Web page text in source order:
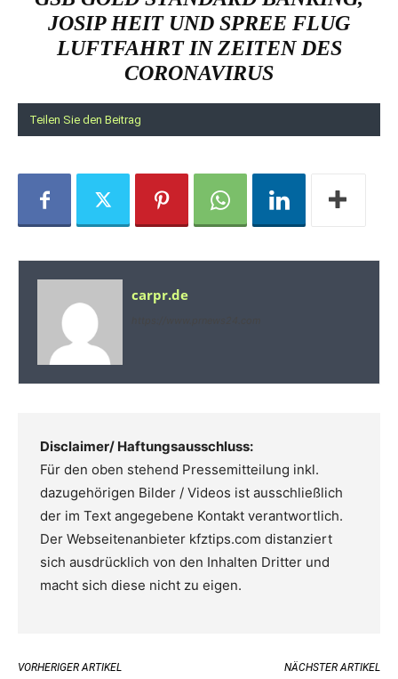
JOSIP HEIT UND SPREE FLUG
LUFTFAHRT IN ZEITEN DES
CORONAVIRUS
Teilen Sie den Beitrag
carpr.de
Disclaimer/ Haftungsausschluss:
Für den oben stehend Pressemitteilung inkl.
dazugehörigen Bilder / Videos ist ausschließlich
der im Text angegebene Kontakt verantwortlich.
Der Webseitenanbieter kfztips.com distanziert
sich ausdrücklich von den Inhalten Dritter und
macht sich diese nicht zu eigen.
VORHERIGER ARTIKEL NÄCHSTER ARTIKEL